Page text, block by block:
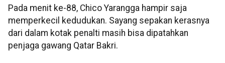
Pada menit ke-88, Chico Yarangga hampir saja
memperkecil kedudukan. Sayang sepakan kerasnya
dari dalam kotak penalti masih bisa dipatahkan
penjaga gawang Qatar Bakri.